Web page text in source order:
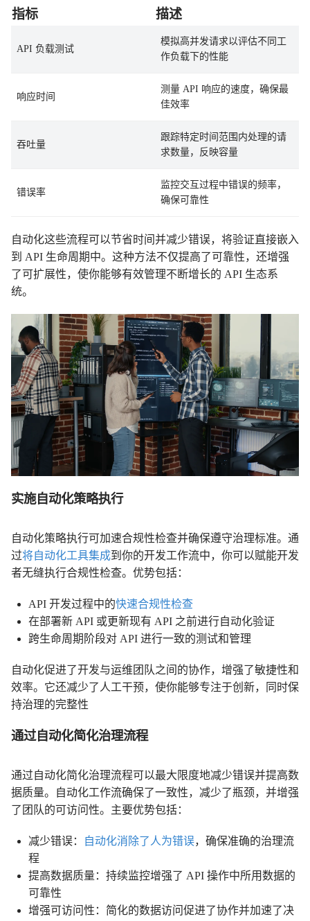
指标 描述
API 负载测试
模拟高并发请求以评估不同工
作负载下的性能
响应时间
测量 API 响应的速度，确保最
佳效率
吞吐量
跟踪特定时间范围内处理的请
求数量，反映容量
错误率
监控交互过程中错误的频率，
确保可靠性
自动化这些流程可以节省时间并减少错误，将验证直接嵌入
到 API 生命周期中。这种方法不仅提高了可靠性，还增强
了可扩展性，使你能够有效管理不断增长的 API 生态系
统。
实施自动化策略执行
自动化策略执行可加速合规性检查并确保遵守治理标准。通
过将自动化工具集成到你的开发工作流中，你可以赋能开发
者无缝执行合规性检查。优势包括：
API 开发过程中的快速合规性检查
在部署新 API 或更新现有 API 之前进行自动化验证
跨生命周期阶段对 API 进行一致的测试和管理
自动化促进了开发与运维团队之间的协作，增强了敏捷性和
效率。它还减少了人工干预，使你能够专注于创新，同时保
持治理的完整性
通过自动化简化治理流程
通过自动化简化治理流程可以最大限度地减少错误并提高数
据质量。自动化工作流确保了一致性，减少了瓶颈，并增强
了团队的可访问性。主要优势包括：
减少错误： 自动化消除了人为错误，确保准确的治理流
程
提高数据质量：持续监控增强了 API 操作中所用数据的
可靠性
增强可访问性：简化的数据访问促进了协作并加速了决